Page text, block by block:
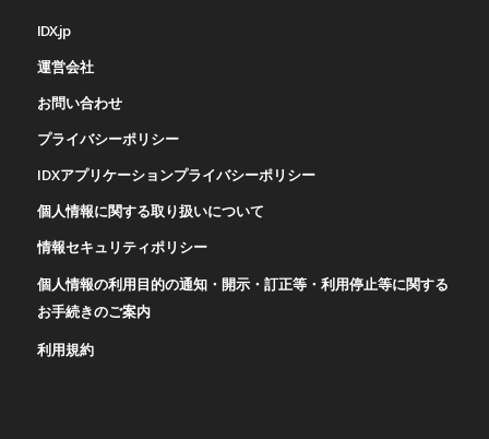
IDX.jp
運営会社
お問い合わせ
プライバシーポリシー
IDXアプリケーションプライバシーポリシー
個人情報に関する取り扱いについて
情報セキュリティポリシー
個人情報の利用目的の通知・開示・訂正等・利用停止等に関する
お手続きのご案内
利用規約